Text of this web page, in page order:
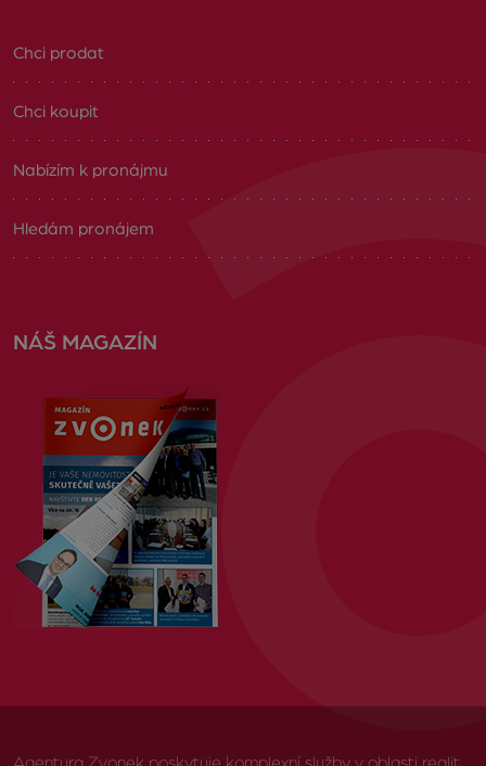
Chci prodat
Chci koupit
Nabízím k pronájmu
Hledám pronájem
NÁŠ MAGAZÍN
Agentura Zvonek poskytuje komplexní služby v oblasti realit,